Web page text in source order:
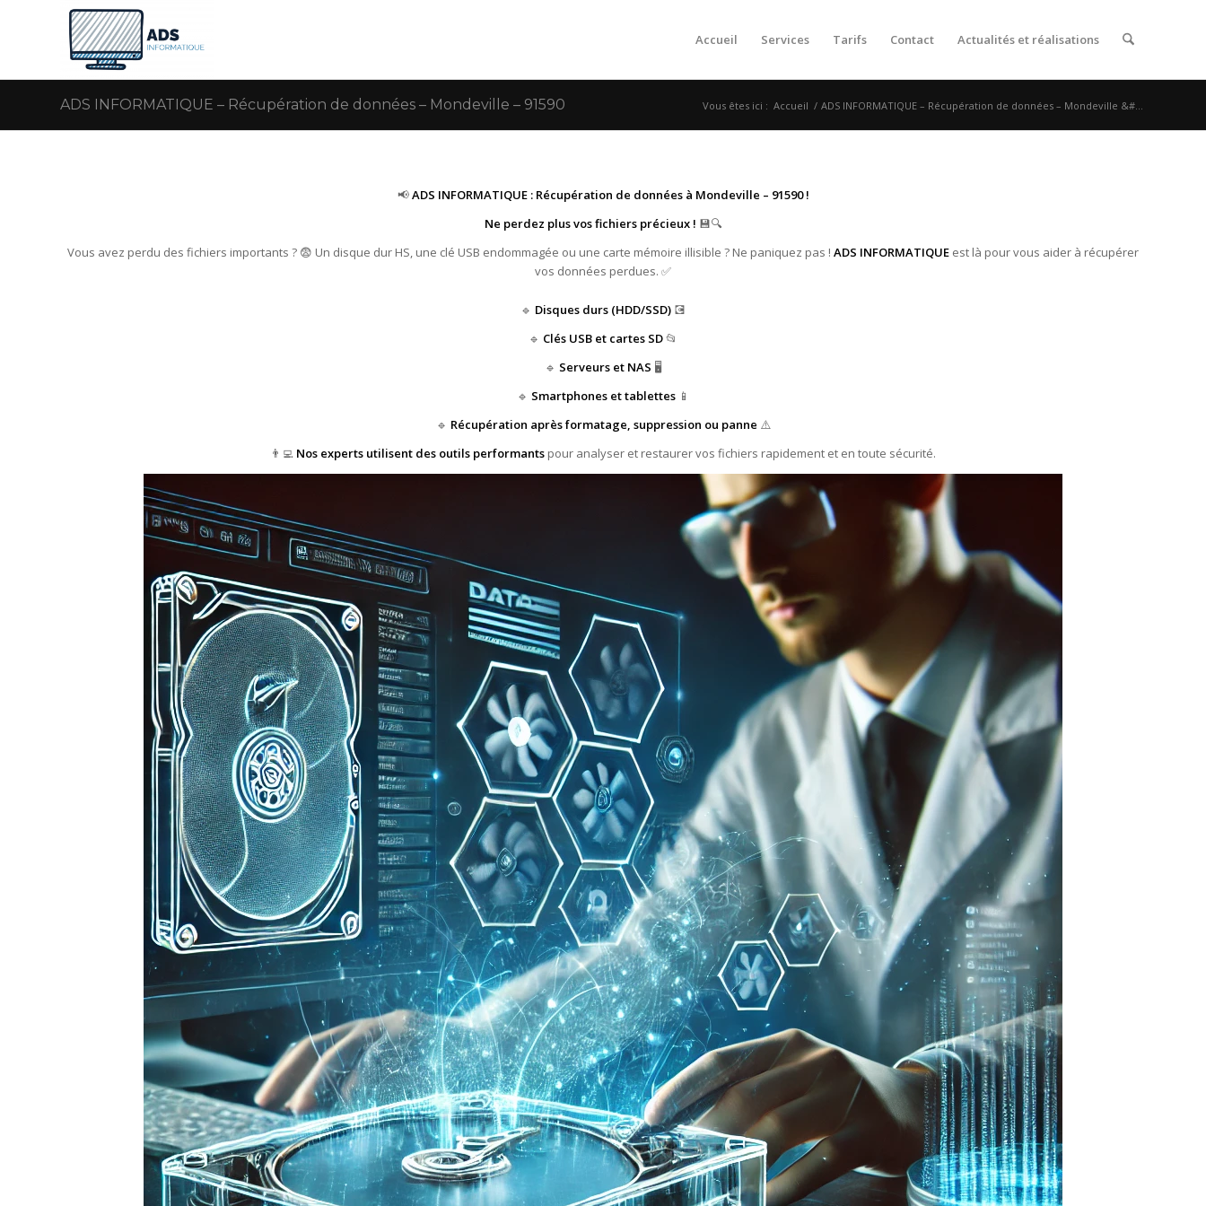
Accueil Services Tarifs Contact Actualités et réalisations
ADS INFORMATIQUE – Récupération de données – Mondeville – 91590 Vous êtes ici : Accueil / ADS INFORMATIQUE – Récupération de données – Mondeville &#...
📢ADS INFORMATIQUE : Récupération de données à Mondeville – 91590 !
Ne perdez plus vos fichiers précieux ! 💾🔍
Vous avez perdu des fichiers importants ? 😨 Un disque dur HS, une clé USB endommagée ou une carte mémoire illisible ? Ne paniquez pas ! ADS INFORMATIQUE est là pour vous aider à récupérer
vos données perdues. ✅
🔹 Disques durs (HDD/SSD) 💽
🔹 Clés USB et cartes SD📂
🔹 Serveurs et NAS 🖥️
🔹 Smartphones et tablettes📱
🔹 Récupération après formatage, suppression ou panne ⚠️
👨‍💻 Nos experts utilisent des outils performants pour analyser et restaurer vos fichiers rapidement et en toute sécurité.